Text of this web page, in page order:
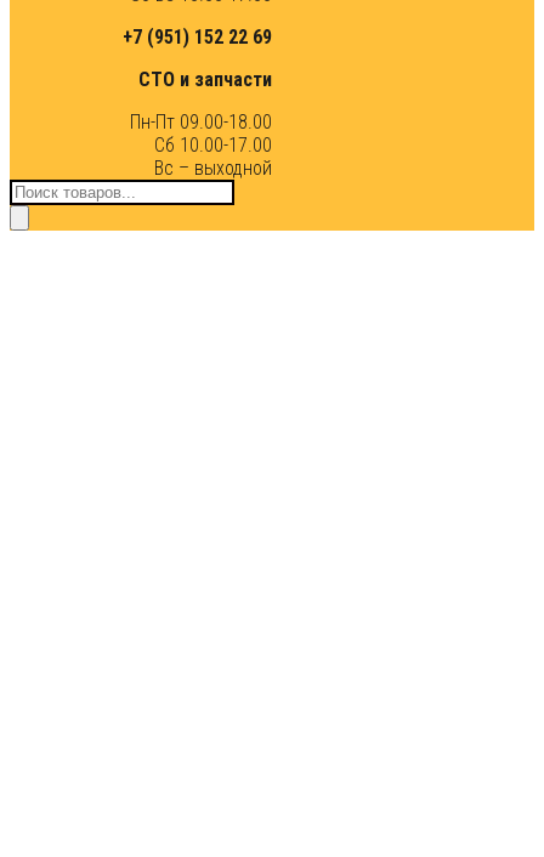
+7 (951) 152 22 69
СТО и запчасти
Пн-Пт 09.00-18.00
Сб 10.00-17.00
Вс – выходной
Поиск
товаров